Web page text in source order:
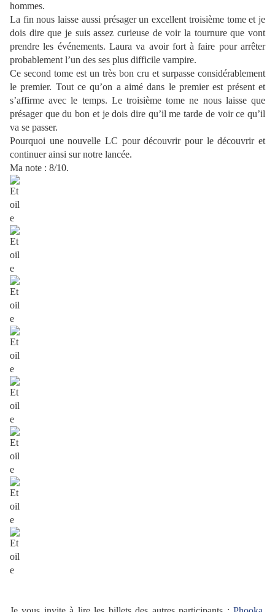
hommes.
La fin nous laisse aussi présager un excellent troisième tome et je
dois dire que je suis assez curieuse de voir la tournure que vont
prendre les événements. Laura va avoir fort à faire pour arrêter
probablement l’un des ses plus difficile vampire.
Ce second tome est un très bon cru et surpasse considérablement
le premier. Tout ce qu’on a aimé dans le premier est présent et
s’affirme avec le temps. Le troisième tome ne nous laisse que
présager que du bon et je dois dire qu’il me tarde de voir ce qu’il
va se passer.
Pourquoi une nouvelle LC pour découvrir pour le découvrir et
continuer ainsi sur notre lancée.
Ma note : 8/10.